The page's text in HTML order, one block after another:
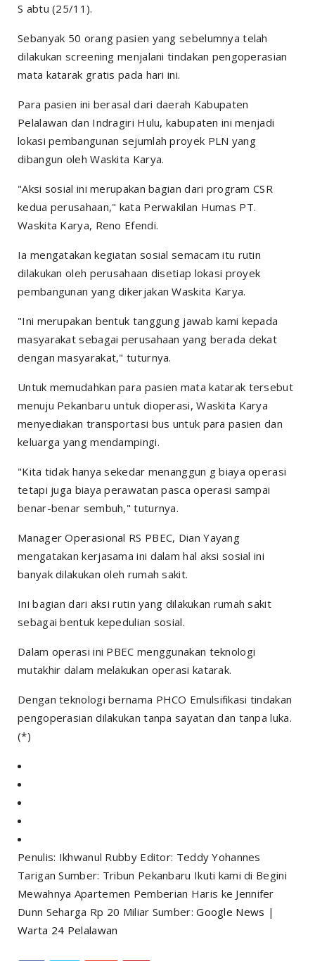
S abtu (25/11).
Sebanyak 50 orang pasien yang sebelumnya telah
dilakukan screening menjalani tindakan pengoperasian
mata katarak gratis pada hari ini.
Para pasien ini berasal dari daerah Kabupaten
Pelalawan dan Indragiri Hulu, kabupaten ini menjadi
lokasi pembangunan sejumlah proyek PLN yang
dibangun oleh Waskita Karya.
"Aksi sosial ini merupakan bagian dari program CSR
kedua perusahaan," kata Perwakilan Humas PT.
Waskita Karya, Reno Efendi.
Ia mengatakan kegiatan sosial semacam itu rutin
dilakukan oleh perusahaan disetiap lokasi proyek
pembangunan yang dikerjakan Waskita Karya.
"Ini merupakan bentuk tanggung jawab kami kepada
masyarakat sebagai perusahaan yang berada dekat
dengan masyarakat," tuturnya.
Untuk memudahkan para pasien mata katarak tersebut
menuju Pekanbaru untuk dioperasi, Waskita Karya
menyediakan transportasi bus untuk para pasien dan
keluarga yang mendampingi.
"Kita tidak hanya sekedar menanggun g biaya operasi
tetapi juga biaya perawatan pasca operasi sampai
benar-benar sembuh," tuturnya.
Manager Operasional RS PBEC, Dian Yayang
mengatakan kerjasama ini dalam hal aksi sosial ini
banyak dilakukan oleh rumah sakit.
Ini bagian dari aksi rutin yang dilakukan rumah sakit
sebagai bentuk kepedulian sosial.
Dalam operasi ini PBEC menggunakan teknologi
mutakhir dalam melakukan operasi katarak.
Dengan teknologi bernama PHCO Emulsifikasi tindakan
pengoperasian dilakukan tanpa sayatan dan tanpa luka.
(*)
Penulis: Ikhwanul Rubby Editor: Teddy Yohannes
Tarigan Sumber: Tribun Pekanbaru Ikuti kami di Begini
Mewahnya Apartemen Pemberian Haris ke Jennifer
Dunn Seharga Rp 20 Miliar Sumber:Google News |
Warta 24 Pelalawan